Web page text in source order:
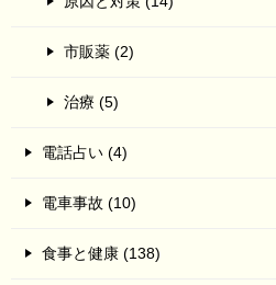
市販薬 (2)
治療 (5)
電話占い (4)
電車事故 (10)
食事と健康 (138)